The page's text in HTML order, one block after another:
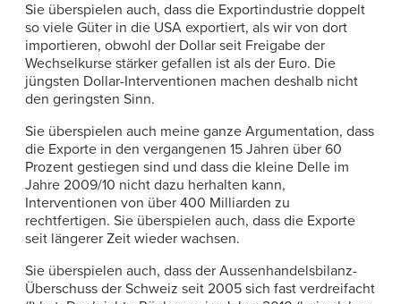
Sie überspielen auch, dass die Exportindustrie doppelt
so viele Güter in die USA exportiert, als wir von dort
importieren, obwohl der Dollar seit Freigabe der
Wechselkurse stärker gefallen ist als der Euro. Die
jüngsten Dollar-Interventionen machen deshalb nicht
den geringsten Sinn.
Sie überspielen auch meine ganze Argumentation, dass
die Exporte in den vergangenen 15 Jahren über 60
Prozent gestiegen sind und dass die kleine Delle im
Jahre 2009/10 nicht dazu herhalten kann,
Interventionen von über 400 Milliarden zu
rechtfertigen. Sie überspielen auch, dass die Exporte
seit längerer Zeit wieder wachsen.
Sie überspielen auch, dass der Aussenhandelsbilanz-
Überschuss der Schweiz seit 2005 sich fast verdreifacht